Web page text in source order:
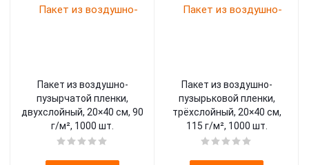
Пакет из воздушно-
пузырчатой пленки,
двухслойный, 20×40 см, 90
г/м², 1000 шт.
Пакет из воздушно-
пузырьковой пленки,
трёхслойный, 20×40 см,
115 г/м², 1000 шт.